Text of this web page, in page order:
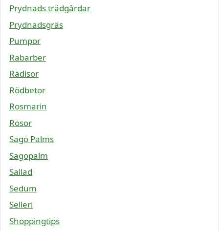
Prydnads trädgårdar
Prydnadsgräs
Pumpor
Rabarber
Rädisor
Rödbetor
Rosmarin
Rosor
Sago Palms
Sagopalm
Sallad
Sedum
Selleri
Shoppingtips